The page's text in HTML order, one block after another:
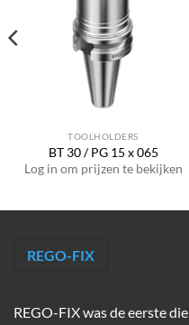
TOOLHOLDERS
BT 30 / PG 15 x 065
Log in om prijzen te bekijken
REGO-FIX
REGO-FIX was de eerste die